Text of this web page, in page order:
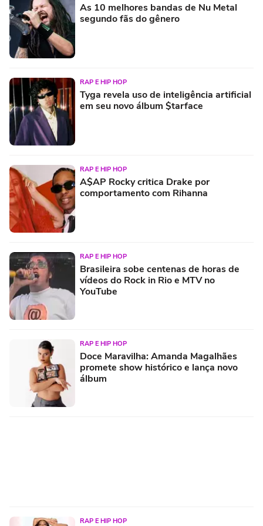
As 10 melhores bandas de Nu Metal
segundo fãs do gênero
RAP E HIP HOP
Tyga revela uso de inteligência artificial
em seu novo álbum $tarface
RAP E HIP HOP
A$AP Rocky critica Drake por
comportamento com Rihanna
RAP E HIP HOP
Brasileira sobe centenas de horas de
vídeos do Rock in Rio e MTV no
YouTube
RAP E HIP HOP
Doce Maravilha: Amanda Magalhães
promete show histórico e lança novo
álbum
RAP E HIP HOP